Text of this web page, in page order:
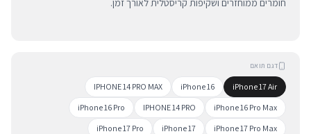
חומרים ממוחזרים ושקיפות קריסטלית לאורך זמן.
דגם תואם
iPhone 17 Air
iPhone 16
IPHONE 14 PRO MAX
iPhone 16 Pro Max
IPHONE 14 PRO
iPhone 16 Pro
iPhone 17 Pro Max
iPhone 17
iPhone 17 Pro